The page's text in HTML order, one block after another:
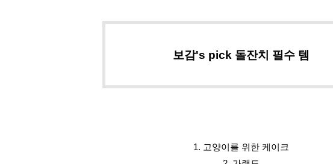
보감's pick 돌잔치 필수 템
1. 고양이를 위한 케이크